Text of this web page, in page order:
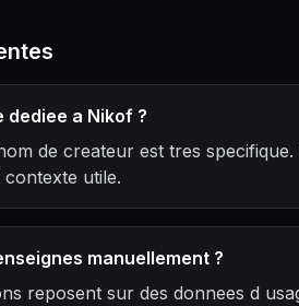
dediee a Nikof ?
de createur est tres
contexte utile.
manuellement ?
reposent sur des donnees d